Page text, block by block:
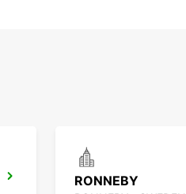
RONNEBY